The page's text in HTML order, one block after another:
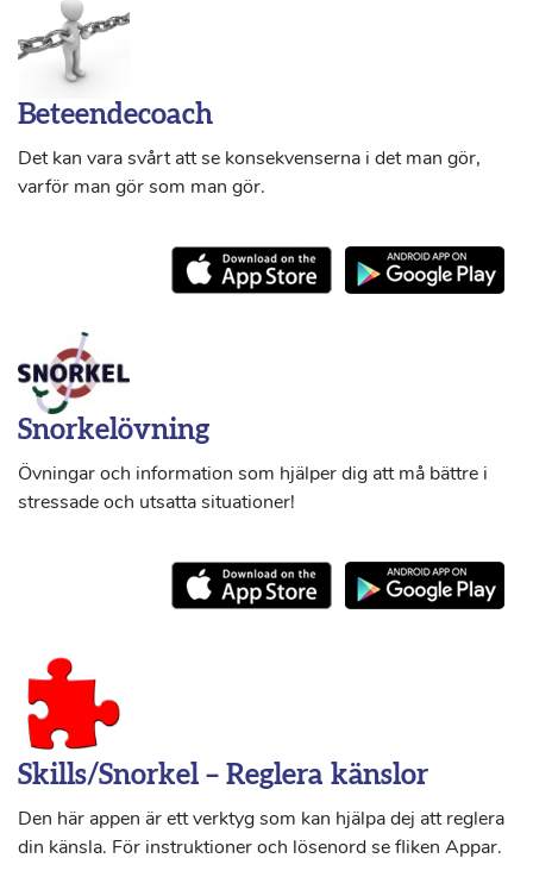
Beteendecoach
Det kan vara svårt att se konsekvenserna i det man gör,
varför man gör som man gör.
Snorkelövning
Övningar och information som hjälper dig att må bättre i
stressade och utsatta situationer!
Skills/Snorkel – Reglera känslor
Den här appen är ett verktyg som kan hjälpa dej att reglera
din känsla. För instruktioner och lösenord se fliken Appar.